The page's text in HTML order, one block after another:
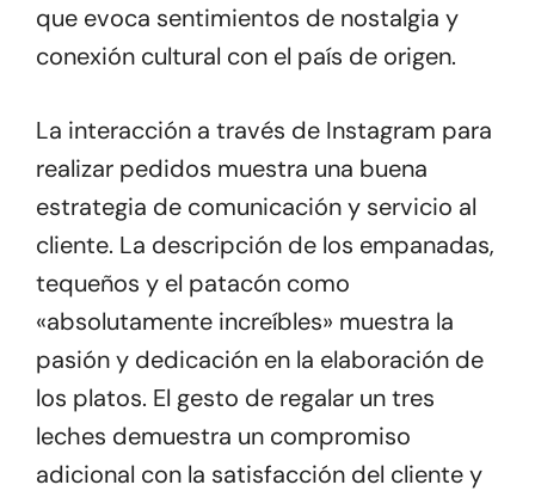
que evoca sentimientos de nostalgia y
conexión cultural con el país de origen.
La interacción a través de Instagram para
realizar pedidos muestra una buena
estrategia de comunicación y servicio al
cliente. La descripción de los empanadas,
tequeños y el patacón como
«absolutamente increíbles» muestra la
pasión y dedicación en la elaboración de
los platos. El gesto de regalar un tres
leches demuestra un compromiso
adicional con la satisfacción del cliente y